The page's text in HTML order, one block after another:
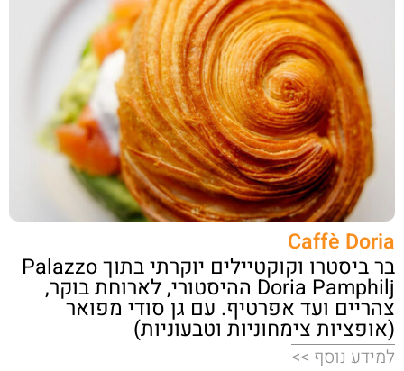
Caffè Doria
בר ביסטרו וקוקטיילים יוקרתי בתוך Palazzo
Doria Pamphilj ההיסטורי, לארוחת בוקר,
צהריים ועד אפרטיף. עם גן סודי מפואר
(אופציות צימחוניות וטבעוניות)
למידע נוסף >>